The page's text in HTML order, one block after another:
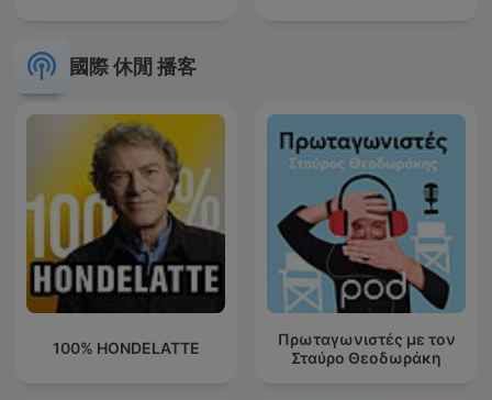
國際 休閒 播客
100% HONDELATTE
Πρωταγωνιστές με τον
Σταύρο Θεοδωράκη